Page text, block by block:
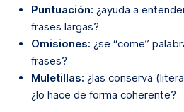
Puntuación: ¿ayuda a
frases largas?
Omisiones: ¿se “come”
frases?
Muletillas: ¿las conserva
¿lo hace de forma coherente?